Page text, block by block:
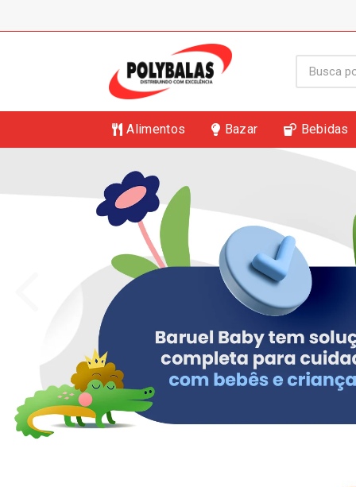
Alimentos Bazar Bebidas